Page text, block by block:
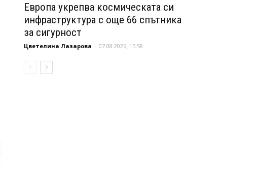
Европа укрепва космическата си
инфраструктура с още 66 спътника
за сигурност
Цветелина Лазарова - 07.08.2026, 15:58